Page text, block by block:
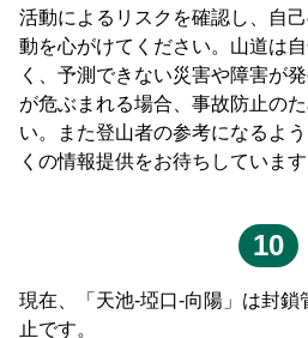
活動によるリスクを確認し、自
動を心がけてください。山道は
く、予測できない災害や障害が
が危ぶまれる場合、事故防止の
い。また登山者の参考になるよ
くの情報提供をお待ちしています
10
現在、「天池-埡口-向陽」は封鎖
止です。